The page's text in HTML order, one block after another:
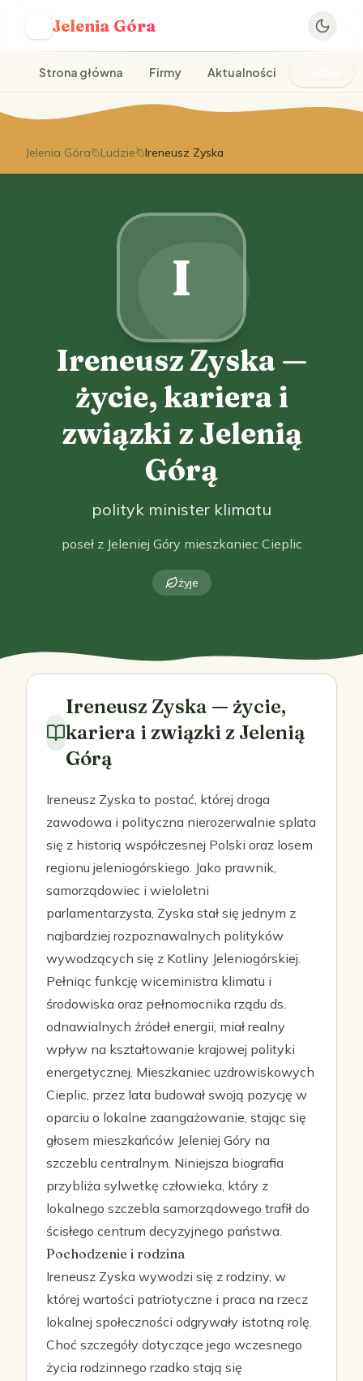
Jelenia Góra
Strona główna Firmy Aktualności
Jelenia Góra Ludzie Ireneusz Zyska
I
Ireneusz Zyska —
życie, kariera i
związki z Jelenią
Górą
polityk minister klimatu
poseł z Jeleniej Góry mieszkaniec Cieplic
żyje
Ireneusz Zyska — życie,
kariera i związki z Jelenią
Górą
Ireneusz Zyska to postać, której droga
zawodowa i polityczna nierozerwalnie splata
się z historią współczesnej Polski oraz losem
regionu jeleniogórskiego. Jako prawnik,
samorządowiec i wieloletni
parlamentarzysta, Zyska stał się jednym z
najbardziej rozpoznawalnych polityków
wywodzących się z Kotliny Jeleniogórskiej.
Pełniąc funkcję wiceministra klimatu i
środowiska oraz pełnomocnika rządu ds.
odnawialnych źródeł energii, miał realny
wpływ na kształtowanie krajowej polityki
energetycznej. Mieszkaniec uzdrowiskowych
Cieplic, przez lata budował swoją pozycję w
oparciu o lokalne zaangażowanie, stając się
głosem mieszkańców Jeleniej Góry na
szczeblu centralnym. Niniejsza biografia
przybliża sylwetkę człowieka, który z
lokalnego szczebla samorządowego trafił do
ścisłego centrum decyzyjnego państwa.
Pochodzenie i rodzina
Ireneusz Zyska wywodzi się z rodziny, w
której wartości patriotyczne i praca na rzecz
lokalnej społeczności odgrywały istotną rolę.
Choć szczegóły dotyczące jego wczesnego
życia rodzinnego rzadko stają się